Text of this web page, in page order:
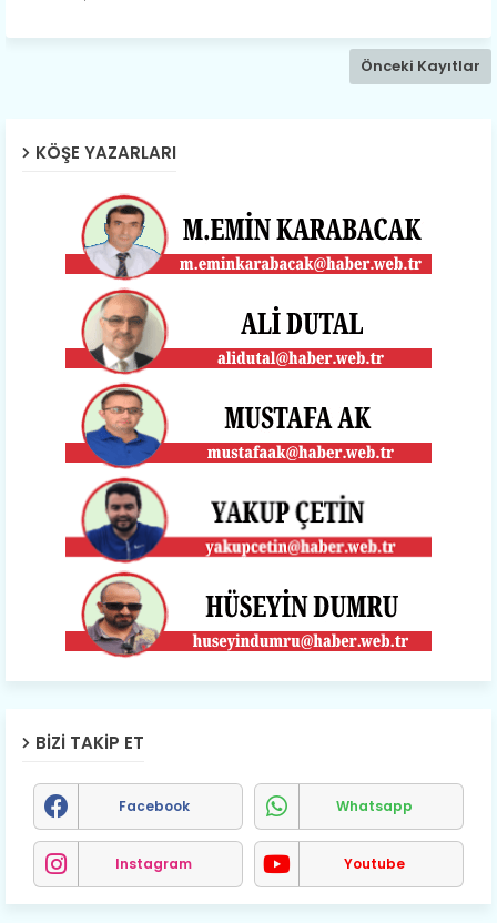
Önceki Kayıtlar
KÖŞE YAZARLARI
BIZI TAKIP ET
Facebook Whatsapp
Instagram Youtube